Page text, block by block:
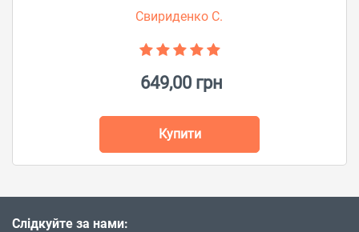
Свириденко С.
649,00 грн
Купити
Слідкуйте за нами: